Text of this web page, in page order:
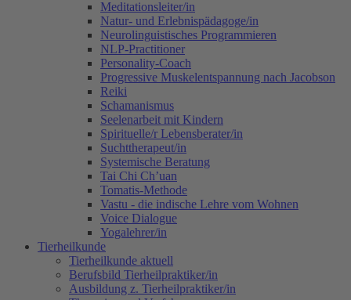
Meditationsleiter/in
Natur- und Erlebnispädagoge/in
Neurolinguistisches Programmieren
NLP-Practitioner
Personality-Coach
Progressive Muskelentspannung nach Jacobson
Reiki
Schamanismus
Seelenarbeit mit Kindern
Spirituelle/r Lebensberater/in
Suchttherapeut/in
Systemische Beratung
Tai Chi Ch’uan
Tomatis-Methode
Vastu - die indische Lehre vom Wohnen
Voice Dialogue
Yogalehrer/in
Tierheilkunde
Tierheilkunde aktuell
Berufsbild Tierheilpraktiker/in
Ausbildung z. Tierheilpraktiker/in